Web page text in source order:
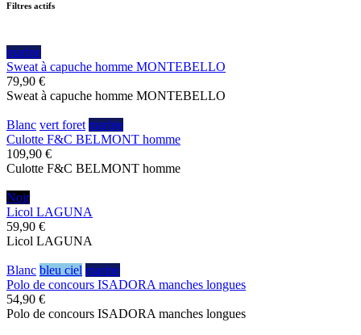
Filtres actifs
marine
Sweat à capuche homme MONTEBELLO
79,90 €
Sweat à capuche homme MONTEBELLO
Blanc vert foret marine
Culotte F&C BELMONT homme
109,90 €
Culotte F&C BELMONT homme
Noir
Licol LAGUNA
59,90 €
Licol LAGUNA
Blanc bleu ciel marine
Polo de concours ISADORA manches longues
54,90 €
Polo de concours ISADORA manches longues